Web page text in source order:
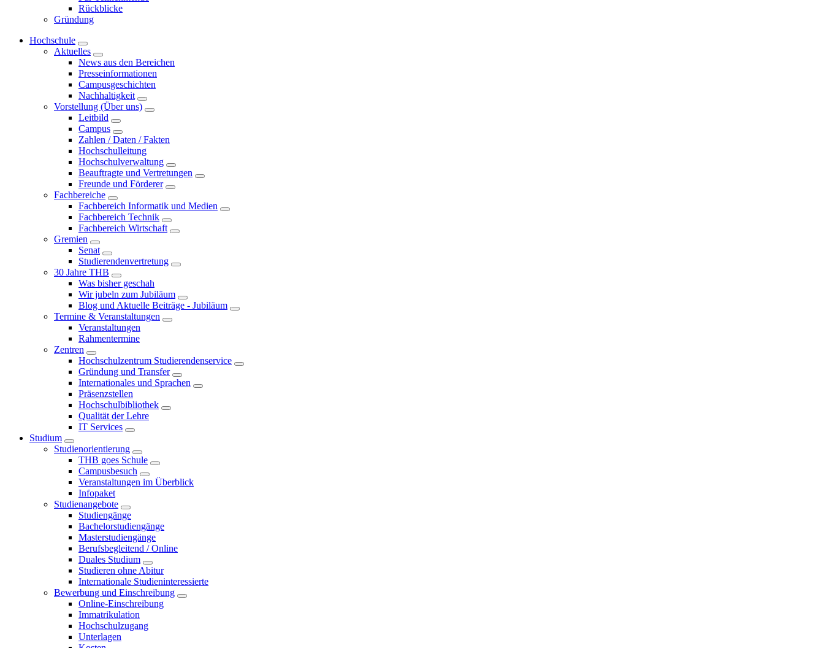
Rückblicke
Gründung
Hochschule
Aktuelles
News aus den Bereichen
Presseinformationen
Campusgeschichten
Nachhaltigkeit
Vorstellung (Über uns)
Leitbild
Campus
Zahlen / Daten / Fakten
Hochschulleitung
Hochschulverwaltung
Beauftragte und Vertretungen
Freunde und Förderer
Fachbereiche
Fachbereich Informatik und Medien
Fachbereich Technik
Fachbereich Wirtschaft
Gremien
Senat
Studierendenvertretung
30 Jahre THB
Was bisher geschah
Wir jubeln zum Jubiläum
Blog und Aktuelle Beiträge - Jubiläum
Termine & Veranstaltungen
Veranstaltungen
Rahmentermine
Zentren
Hochschulzentrum Studierendenservice
Gründung und Transfer
Internationales und Sprachen
Präsenzstellen
Hochschulbibliothek
Qualität der Lehre
IT Services
Studium
Studienorientierung
THB goes Schule
Campusbesuch
Veranstaltungen im Überblick
Infopaket
Studienangebote
Studiengänge
Bachelorstudiengänge
Masterstudiengänge
Berufsbegleitend / Online
Duales Studium
Studieren ohne Abitur
Internationale Studieninteressierte
Bewerbung und Einschreibung
Online-Einschreibung
Immatrikulation
Hochschulzugang
Unterlagen